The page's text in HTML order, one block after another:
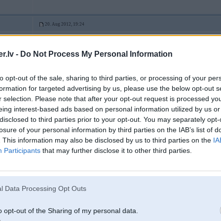
- Do Not Process My Personal Information
opt-out of the sale, sharing to third parties, or processing of your
for targeted advertising by us, please use the below opt-out
selection. Please note that after your opt-out request is processed
interest-based ads based on personal information utilized by us
to third parties prior to your opt-out. You may separately
of your personal information by third parties on the IAB’s list of
This information may also be disclosed by us to third parties on the
Participants that may further disclose it to other third parties.
Data Processing Opt Outs
opt-out of the Sharing of my personal data.
20. Aug 2012, 19:24
mežu